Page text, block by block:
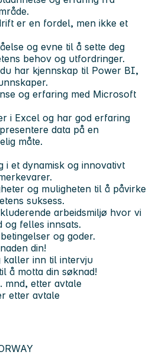
er en fordel, men ikke et
og evne til å sette deg
behov og utfordringer.
har kjennskap til Power BI,
og erfaring med Microsoft
i Excel og har god erfaring
data på en
måte.
i et dynamisk og innovativt
og muligheten til å påvirke
suksess.
arbeidsmiljø hvor vi
og felles innsats.
og goder.
din!
kaller inn til intervju
å motta din søknad!
mnd, etter avtale
etter avtale